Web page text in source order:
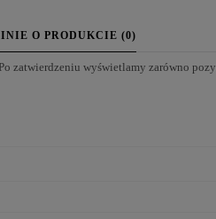
O PRODUKCIE (0)
zatwierdzeniu wyświetlamy zarówno